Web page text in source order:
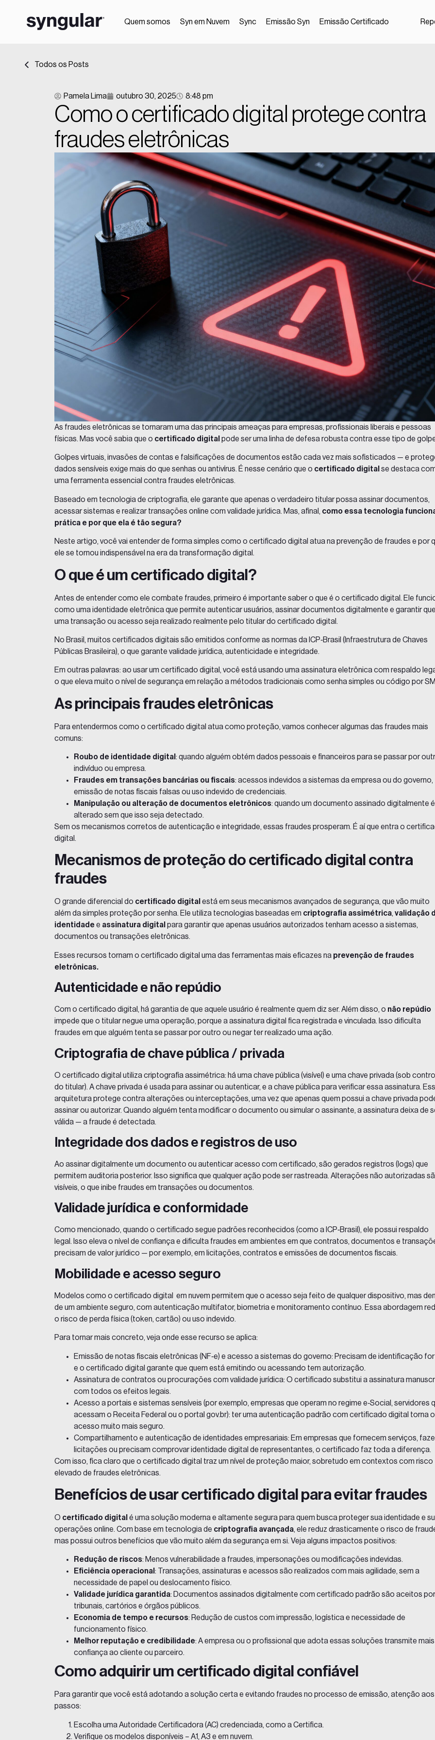
Quem somos Syn em Nuvem Sync Emissão Syn Emissão Certificado
Todos os Posts
Pamela Lima outubro 30, 2025 8:48 pm
Como o certificado digital protege contra
fraudes eletrônicas
As fraudes eletrônicas se tornaram uma das principais ameaças para empresas, profissionais liberais e pessoas
físicas. Mas você sabia que o certificado digital pode ser uma linha de defesa robusta contra esse tipo de
Golpes virtuais, invasões de contas e falsificações de documentos estão cada vez mais sofisticados — e
dados sensíveis exige mais do que senhas ou antivírus. É nesse cenário que o certificado digital se destaca
uma ferramenta essencial contra fraudes eletrônicas.
Baseado em tecnologia de criptografia, ele garante que apenas o verdadeiro titular possa assinar documentos,
acessar sistemas e realizar transações online com validade jurídica. Mas, afinal, como essa tecnologia
prática e por que ela é tão segura?
Neste artigo, você vai entender de forma simples como o certificado digital atua na prevenção de fraudes e por
ele se tornou indispensável na era da transformação digital.
O que é um certificado digital?
Antes de entender como ele combate fraudes, primeiro é importante saber o que é o certificado digital . Ele
como uma identidade eletrônica que permite autenticar usuários, assinar documentos digitalmente e garantir que
uma transação ou acesso seja realizado realmente pelo titular do certificado digital.
No Brasil, muitos certificados digitais são emitidos conforme as normas da ICP‑Brasil (Infraestrutura de Chaves
Públicas Brasileira), o que garante validade jurídica, autenticidade e integridade.
Em outras palavras: ao usar um certificado digital, você está usando uma assinatura eletrônica com respaldo
o que eleva muito o nível de segurança em relação a métodos tradicionais como senha simples ou código por
As principais fraudes eletrônicas
Para entendermos como o certificado digital atua como proteção, vamos conhecer algumas das fraudes mais
comuns:
Roubo de identidade digital : quando alguém obtém dados pessoais e financeiros para se passar por
indivíduo ou empresa.
Fraudes em transações bancárias ou fiscais: acessos indevidos a sistemas da empresa ou do governo,
emissão de notas fiscais falsas ou uso indevido de credenciais.
Manipulação ou alteração de documentos eletrônicos: quando um documento assinado digitalmente é
alterado sem que isso seja detectado.
Sem os mecanismos corretos de autenticação e integridade, essas fraudes prosperam. É aí que entra o
digital.
Mecanismos de proteção do certificado digital contra
fraudes
O grande diferencial do certificado digital está em seus mecanismos avançados de segurança, que vão muito
além da simples proteção por senha. Ele utiliza tecnologias baseadas em criptografia assimétrica, validação
identidadee assinatura digital para garantir que apenas usuários autorizados tenham acesso a sistemas,
documentos ou transações eletrônicas.
Esses recursos tornam o certificado digital uma das ferramentas mais eficazes na prevenção de fraudes
eletrônicas.
Autenticidade e não repúdio
Com o certificado digital, há garantia de que aquele usuário é realmente quem diz ser. Além disso, o não repúdio
impede que o titular negue uma operação, porque a assinatura digital fica registrada e vinculada. Isso dificulta
fraudes em que alguém tenta se passar por outro ou negar ter realizado uma ação.
Criptografia de chave pública / privada
O certificado digital utiliza criptografia assimétrica: há uma chave pública (visível) e uma chave privada (sob
do titular). A chave privada é usada para assinar ou autenticar, e a chave pública para verificar essa assinatura.
arquitetura protege contra alterações ou interceptações, uma vez que apenas quem possui a chave privada
assinar ou autorizar. Quando alguém tenta modificar o documento ou simular o assinante, a assinatura deixa de
válida — a fraude é detectada.
Integridade dos dados e registros de uso
Ao assinar digitalmente um documento ou autenticar acesso com certificado, são gerados registros (logs) que
permitem auditoria posterior. Isso significa que qualquer ação pode ser rastreada. Alterações não autorizadas
visíveis, o que inibe fraudes em transações ou documentos.
Validade jurídica e conformidade
Como mencionado, quando o certificado segue padrões reconhecidos (como a ICP‑Brasil ), ele possui respaldo
legal. Isso eleva o nível de confiança e dificulta fraudes em ambientes em que contratos, documentos e
precisam de valor jurídico — por exemplo, em licitações, contratos e emissões de documentos fiscais.
Mobilidade e acesso seguro
Modelos como o certificado digital em nuvem permitem que o acesso seja feito de qualquer dispositivo, mas
de um ambiente seguro, com autenticação multifator, biometria e monitoramento contínuo. Essa abordagem
o risco de perda física (token, cartão) ou uso indevido.
Para tornar mais concreto, veja onde esse recurso se aplica:
Emissão de notas fiscais eletrônicas (NF‑e) e acesso a sistemas do governo: Precisam de identificação
e o certificado digital garante que quem está emitindo ou acessando tem autorização.
Assinatura de contratos ou procurações com validade jurídica: O certificado substitui a assinatura
com todos os efeitos legais.
Acesso a portais e sistemas sensíveis (por exemplo, empresas que operam no regime e‑Social, servidores
acessam o Receita Federal ou o portal gov.br): ter uma autenticação padrão com certificado digital torna o
acesso muito mais seguro.
Compartilhamento e autenticação de identidades empresariais: Em empresas que fornecem serviços,
licitações ou precisam comprovar identidade digital de representantes, o certificado faz toda a diferença.
Com isso, fica claro que o certificado digital traz um nível de proteção maior, sobretudo em contextos com risco
elevado de fraudes eletrônicas.
Benefícios de usar certificado digital para evitar fraudes
O certificado digital é uma solução moderna e altamente segura para quem busca proteger sua identidade e
operações online. Com base em tecnologia de criptografia avançada, ele reduz drasticamente o risco de
mas possui outros benefícios que vão muito além da segurança em si. Veja alguns impactos positivos:
Redução de riscos: Menos vulnerabilidade a fraudes, impersonações ou modificações indevidas.
Eficiência operacional : Transações, assinaturas e acessos são realizados com mais agilidade, sem a
necessidade de papel ou deslocamento físico.
Validade jurídica garantida: Documentos assinados digitalmente com certificado padrão são aceitos por
tribunais, cartórios e órgãos públicos.
Economia de tempo e recursos: Redução de custos com impressão, logística e necessidade de
funcionamento físico.
Melhor reputação e credibilidade: A empresa ou o profissional que adota essas soluções transmite mais
confiança ao cliente ou parceiro.
Como adquirir um certificado digital confiável
Para garantir que você está adotando a solução certa e evitando fraudes no processo de emissão, atenção aos
passos:
Escolha uma Autoridade Certificadora (AC) credenciada, como a Certifica.
Verifique os modelos disponíveis – A1, A3 e em nuvem.